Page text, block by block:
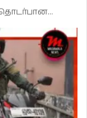
தொடர்பான…